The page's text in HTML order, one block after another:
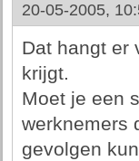
20-05-2005,
Dat hangt er
krijgt.
Moet je een
werknemers
gevolgen